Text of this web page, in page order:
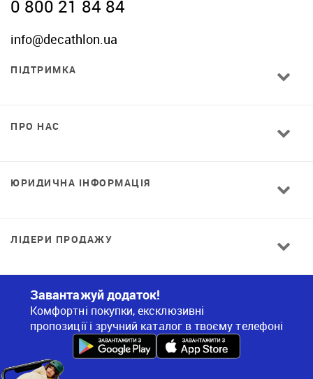
0 800 21 84 84
info@decathlon.ua
ПІДТРИМКА
ПРО НАС
ЮРИДИЧНА ІНФОРМАЦІЯ
ЛІДЕРИ ПРОДАЖУ
Завантажуй додаток!
Комфортні покупки, ексклюзивні
пропозиції і зручний каталог в твоєму телефоні